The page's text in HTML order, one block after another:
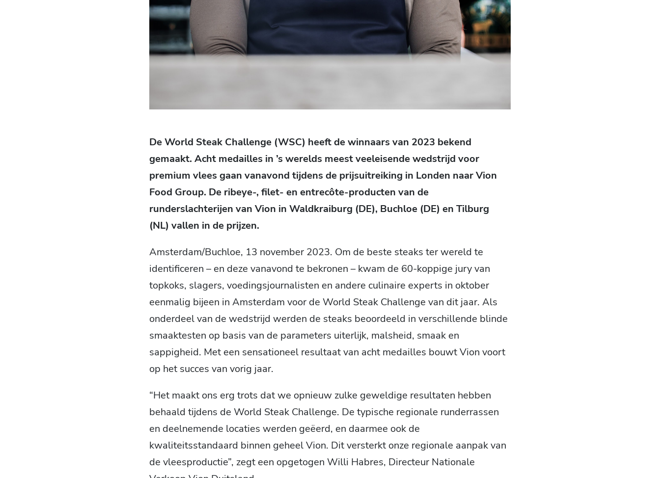
De World Steak Challenge (WSC) heeft de winnaars van 2023 bekend
gemaakt. Acht medailles in ’s werelds meest veeleisende wedstrijd voor
premium vlees gaan vanavond tijdens de prijsuitreiking in Londen naar Vion
Food Group. De ribeye-, filet- en entrecôte-producten van de
runderslachterijen van Vion in Waldkraiburg (DE), Buchloe (DE) en Tilburg
(NL) vallen in de prijzen.
Amsterdam/Buchloe, 13 november 2023. Om de beste steaks ter wereld te
identificeren – en deze vanavond te bekronen – kwam de 60-koppige jury van
topkoks, slagers, voedingsjournalisten en andere culinaire experts in oktober
eenmalig bijeen in Amsterdam voor de World Steak Challenge van dit jaar. Als
onderdeel van de wedstrijd werden de steaks beoordeeld in verschillende blinde
smaaktesten op basis van de parameters uiterlijk, malsheid, smaak en
sappigheid. Met een sensationeel resultaat van acht medailles bouwt Vion voort
op het succes van vorig jaar.
“Het maakt ons erg trots dat we opnieuw zulke geweldige resultaten hebben
behaald tijdens de World Steak Challenge. De typische regionale runderrassen
en deelnemende locaties werden geëerd, en daarmee ook de
kwaliteitsstandaard binnen geheel Vion. Dit versterkt onze regionale aanpak van
de vleesproductie”, zegt een opgetogen Willi Habres, Directeur Nationale